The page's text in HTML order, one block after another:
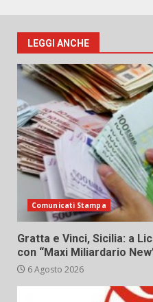
LEGGI ANCHE
Comunicati Stampa
Gratta e Vinci, Sicilia: a
con “Maxi Miliardario
6 Agosto 2026